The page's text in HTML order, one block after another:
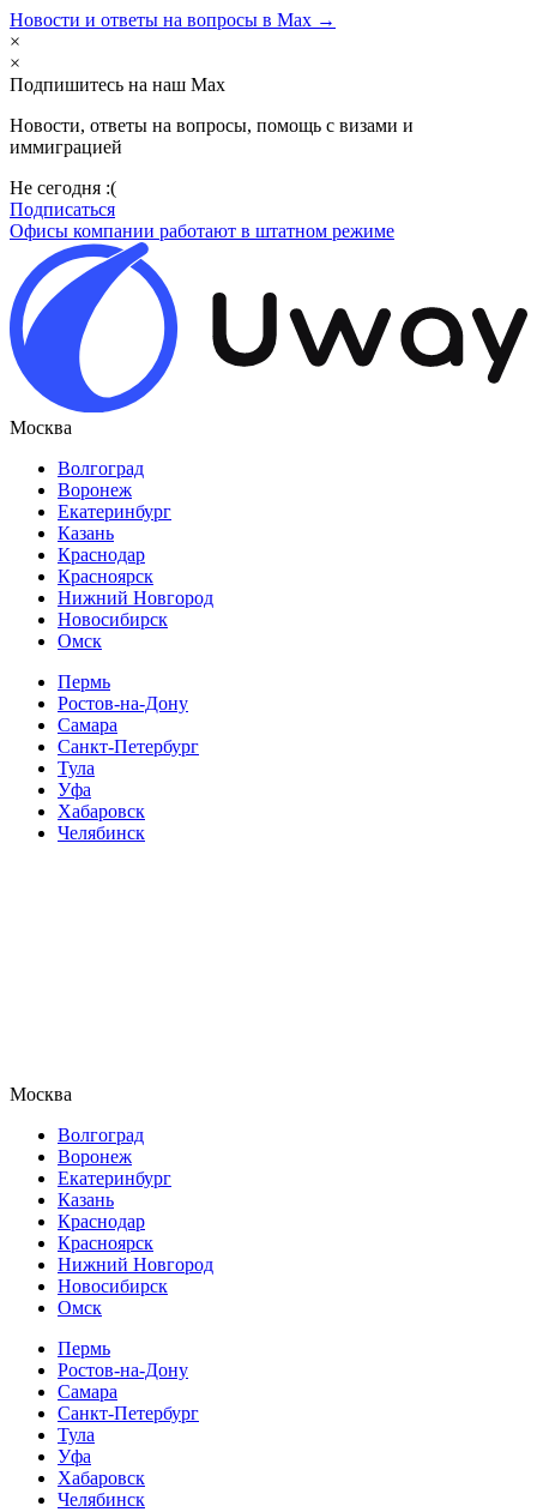
Новости и ответы на вопросы в Max →
×
×
Подпишитесь на наш Max
Новости, ответы на вопросы, помощь с визами и
иммиграцией
Не сегодня :(
Подписаться
Офисы компании работают в штатном режиме
Москва
Волгоград
Воронеж
Екатеринбург
Казань
Краснодар
Красноярск
Нижний Новгород
Новосибирск
Омск
Пермь
Ростов-на-Дону
Самара
Санкт-Петербург
Тула
Уфа
Хабаровск
Челябинск
Москва
Волгоград
Воронеж
Екатеринбург
Казань
Краснодар
Красноярск
Нижний Новгород
Новосибирск
Омск
Пермь
Ростов-на-Дону
Самара
Санкт-Петербург
Тула
Уфа
Хабаровск
Челябинск